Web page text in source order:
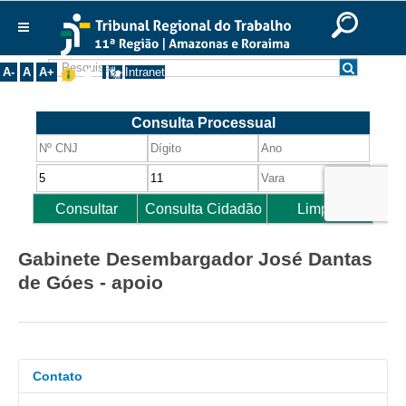
Ir para o rodapé
English
Português Español
A- A A+ Intranet
Institucional
Corregedoria
Composição
Desembargadores
Turmas
Juízes Manaus
Gabinete Desembargador José Dantas
de Góes - apoio
Contato